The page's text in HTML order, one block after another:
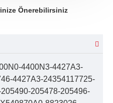
Önerebilirsiniz
4400N3-4427A3-
4427A3-24354117725-
205478-205496-